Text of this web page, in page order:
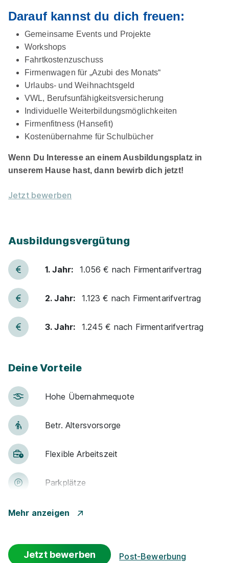
Darauf kannst du dich freuen:
Gemeinsame Events und Projekte
Workshops
Fahrtkostenzuschuss
Firmenwagen für „Azubi des Monats“
Urlaubs- und Weihnachtsgeld
VWL, Berufsunfähigkeitsversicherung
Individuelle Weiterbildungsmöglichkeiten
Firmenfitness (Hansefit)
Kostenübernahme für Schulbücher
Wenn Du Interesse an einem Ausbildungsplatz in
unserem Hause hast, dann bewirb dich jetzt!
Jetzt bewerben
Ausbildungsvergütung
1. Jahr: 1.056 € nach Firmentarifvertrag
2. Jahr: 1.123 € nach Firmentarifvertrag
3. Jahr: 1.245 € nach Firmentarifvertrag
Deine Vorteile
Hohe Über­nah­me­quote
Betr. Alters­vor­sorge
Flexible Arbeitszeit
Park­plätze
Fit­ness­stu­dio
Mehr anzeigen
Jetzt bewerben Post-Bewerbung